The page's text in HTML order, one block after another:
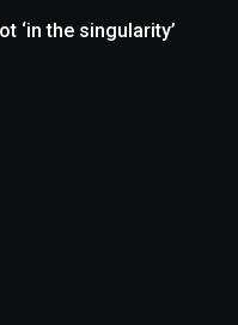
‘in the singularity’